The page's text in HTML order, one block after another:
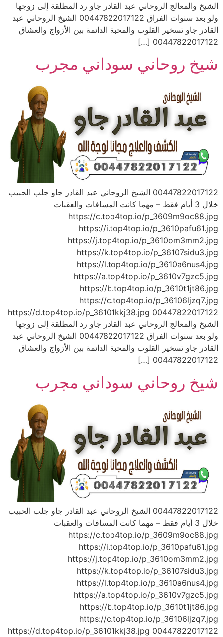
الشيخ والمعالج الروحاني عبد القادر جاو رد المطلقة إلى زوجها
ولو بعد سنوات الفراق 00447822017122 الشيخ الروحاني عبد
القادر جاو تسخير القلوب والمحبة الدائمة بين الأزواج والعشاق
00447822017122 […]
شيخ روحاني سوداني مجرب
00447822017122 الشيخ الروحاني عبد القادر جاو جلب الحبيب
خلال 3 أيام فقط – مهما كانت المسافات والعقبات
https://c.top4top.io/p_3609m9oc88.jpg
https://i.top4top.io/p_3610pafu61.jpg
https://j.top4top.io/p_3610om3mm2.jpg
https://k.top4top.io/p_36107sidu3.jpg
https://l.top4top.io/p_3610a6nus4.jpg
https://a.top4top.io/p_3610v7gzc5.jpg
https://b.top4top.io/p_3610t1jt86.jpg
https://c.top4top.io/p_36106ljzq7.jpg
https://d.top4top.io/p_36101kkj38.jpg 00447822017122
الشيخ والمعالج الروحاني عبد القادر جاو رد المطلقة إلى زوجها
ولو بعد سنوات الفراق 00447822017122 الشيخ الروحاني عبد
القادر جاو تسخير القلوب والمحبة الدائمة بين الأزواج والعشاق
00447822017122 […]
شيخ روحاني سوداني مجرب
00447822017122 الشيخ الروحاني عبد القادر جاو جلب الحبيب
خلال 3 أيام فقط – مهما كانت المسافات والعقبات
https://c.top4top.io/p_3609m9oc88.jpg
https://i.top4top.io/p_3610pafu61.jpg
https://j.top4top.io/p_3610om3mm2.jpg
https://k.top4top.io/p_36107sidu3.jpg
https://l.top4top.io/p_3610a6nus4.jpg
https://a.top4top.io/p_3610v7gzc5.jpg
https://b.top4top.io/p_3610t1jt86.jpg
https://c.top4top.io/p_36106ljzq7.jpg
https://d.top4top.io/p_36101kkj38.jpg 00447822017122